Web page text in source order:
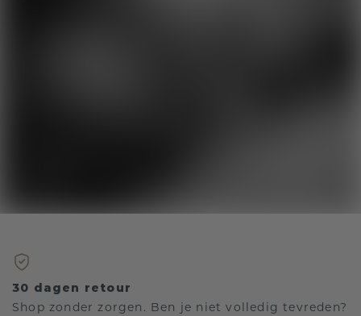
30 dagen retour
Shop zonder zorgen. Ben je niet volledig tevreden?